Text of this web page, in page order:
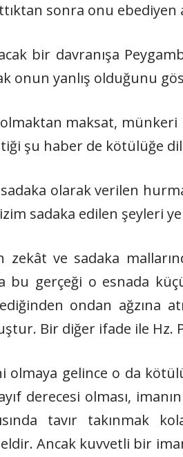
sonra onu ebediyen
bir davranışa
onun yanlış olduğunu
maksat, münkeri
şu haber de kötülüğe
olarak verilen
sadaka edilen şeyleri
zekât ve sadaka
bu gerçeği o esnada
ondan ağzına
Bir diğer ifade ile Hz.
olmaya gelince o da
derecesi olması,
tavır takınmak
Ancak kuvvetli bir